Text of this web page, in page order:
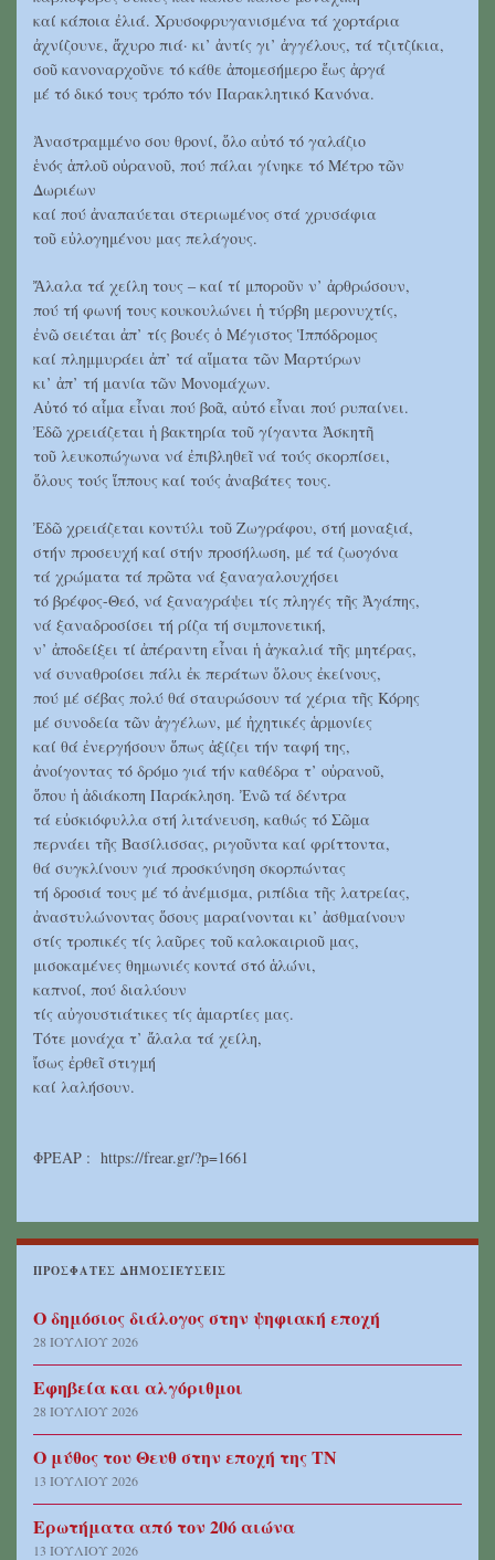
καί κάποια ἐλιά. Χρυσοφρυγανισμένα τά χορτάρια
ἀχνίζουνε, ἄχυρο πιά· κι’ ἀντίς γι’ ἀγγέλους, τά τζιτζίκια,
σοῦ κανοναρχοῦνε τό κάθε ἀπομεσήμερο ἕως ἀργά
μέ τό δικό τους τρόπο τόν Παρακλητικό Κανόνα.
Ἀναστραμμένο σου θρονί, ὅλο αὐτό τό γαλάζιο
ἑνός ἁπλοῦ οὐρανοῦ, πού πάλαι γίνηκε τό Μέτρο τῶν
Δωριέων
καί πού ἀναπαύεται στεριωμένος στά χρυσάφια
τοῦ εὐλογημένου μας πελάγους.
Ἄλαλα τά χείλη τους ‒ καί τί μποροῦν ν’ ἀρθρώσουν,
πού τή φωνή τους κουκουλώνει ἡ τύρβη μερονυχτίς,
ἐνῶ σειέται ἀπ’ τίς βουές ὁ Μέγιστος Ἱππόδρομος
καί πλημμυράει ἀπ’ τά αἵματα τῶν Μαρτύρων
κι’ ἀπ’ τή μανία τῶν Μονομάχων.
Αὐτό τό αἷμα εἶναι πού βοᾶ, αὐτό εἶναι πού ρυπαίνει.
Ἐδῶ χρειάζεται ἡ βακτηρία τοῦ γίγαντα Ἀσκητῆ
τοῦ λευκοπώγωνα νά ἐπιβληθεῖ νά τούς σκορπίσει,
ὅλους τούς ἵππους καί τούς ἀναβάτες τους.
Ἐδῶ χρειάζεται κοντύλι τοῦ Ζωγράφου, στή μοναξιά,
στήν προσευχή καί στήν προσήλωση, μέ τά ζωογόνα
τά χρώματα τά πρῶτα νά ξαναγαλουχήσει
τό βρέφος-Θεό, νά ξαναγράψει τίς πληγές τῆς Ἀγάπης,
νά ξαναδροσίσει τή ρίζα τή συμπονετική,
ν’ ἀποδείξει τί ἀπέραντη εἶναι ἡ ἀγκαλιά τῆς μητέρας,
νά συναθροίσει πάλι ἐκ περάτων ὅλους ἐκείνους,
πού μέ σέβας πολύ θά σταυρώσουν τά χέρια τῆς Κόρης
μέ συνοδεία τῶν ἀγγέλων, μέ ἠχητικές ἁρμονίες
καί θά ἐνεργήσουν ὅπως ἀξίζει τήν ταφή της,
ἀνοίγοντας τό δρόμο γιά τήν καθέδρα τ’ οὐρανοῦ,
ὅπου ἡ ἀδιάκοπη Παράκληση. Ἐνῶ τά δέντρα
τά εὐσκιόφυλλα στή λιτάνευση, καθώς τό Σῶμα
περνάει τῆς Βασίλισσας, ριγοῦντα καί φρίττοντα,
θά συγκλίνουν γιά προσκύνηση σκορπώντας
τή δροσιά τους μέ τό ἀνέμισμα, ριπίδια τῆς λατρείας,
ἀναστυλώνοντας ὅσους μαραίνονται κι’ ἀσθμαίνουν
στίς τροπικές τίς λαῦρες τοῦ καλοκαιριοῦ μας,
μισοκαμένες θημωνιές κοντά στό ἁλώνι,
καπνοί, πού διαλύουν
τίς αὐγουστιάτικες τίς ἁμαρτίες μας.
Τότε μονάχα τ’ ἄλαλα τά χείλη,
ἴσως ἐρθεῖ στιγμή
καί λαλήσουν.
ΦΡΕΑΡ : https://frear.gr/?p=1661
ΠΡΌΣΦΑΤΕΣ ΔΗΜΟΣΙΕΎΣΕΙΣ
O δημόσιος διάλογος στην ψηφιακή εποχή
28 ΙΟΥΛΊΟΥ 2026
Εφηβεία και αλγόριθμοι
28 ΙΟΥΛΊΟΥ 2026
Ο μύθος του Θευθ στην εποχή της ΤΝ
13 ΙΟΥΛΊΟΥ 2026
Ερωτήματα από τον 20ό αιώνα
13 ΙΟΥΛΊΟΥ 2026